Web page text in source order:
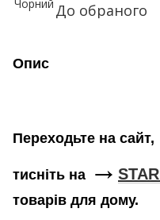
До обраного
Опис
Переходьте на сайт,
тисніть на →
товарів для дому.